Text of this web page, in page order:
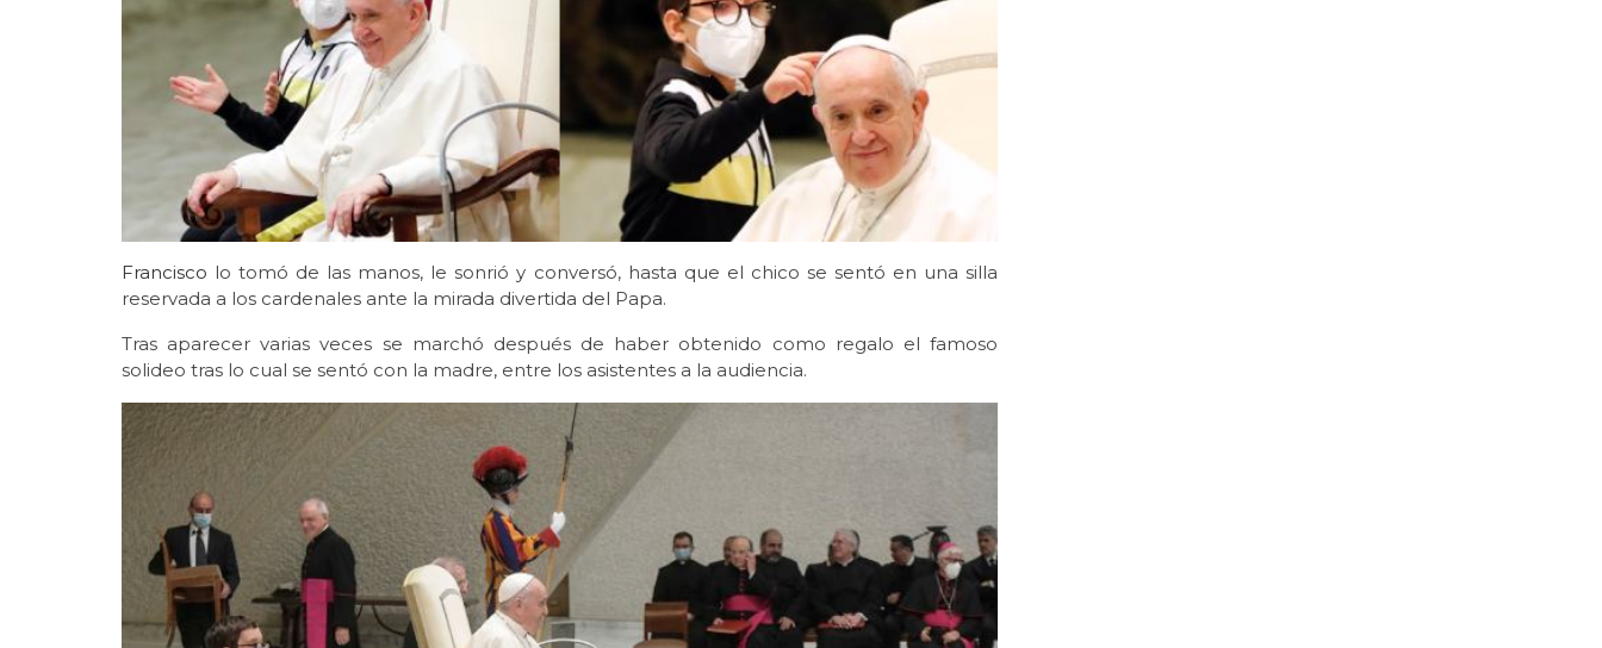
Francisco lo tomó de las manos, le sonrió y conversó, hasta que el chico se sentó en una silla
reservada a los cardenales ante la mirada divertida del Papa.
Tras aparecer varias veces se marchó después de haber obtenido como regalo el famoso
solideo tras lo cual se sentó con la madre, entre los asistentes a la audiencia.